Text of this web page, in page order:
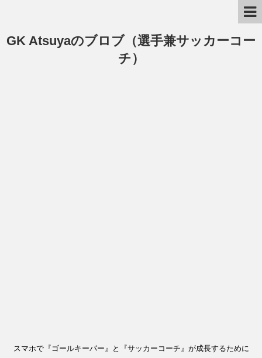
GK Atsuyaのブロブ（選手兼サッカーコー
チ）
スマホで『ゴールキーパー』と『サッカーコーチ』が成長するために